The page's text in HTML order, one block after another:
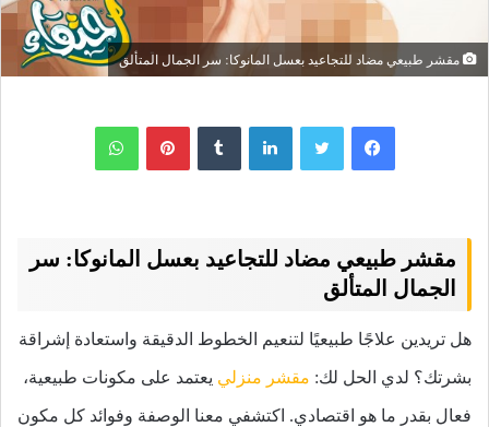
مقشر طبيعي مضاد للتجاعيد بعسل المانوكا: سر الجمال المتألق
لينكدإن ‏Tumblr بينتيريستواتساب
مقشر طبيعي مضاد للتجاعيد بعسل المانوكا: سر
الجمال المتألق
هل تريدين علاجًا طبيعيًا لتنعيم الخطوط الدقيقة واستعادة إشراقة
بشرتك؟ لدي الحل لك: مقشر منزلي يعتمد على مكونات طبيعية،
فعال بقدر ما هو اقتصادي. اكتشفي معنا الوصفة وفوائد كل مكون